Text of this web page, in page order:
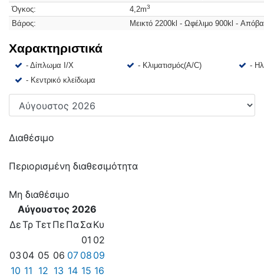
Όγκος:
4,2m3
Βάρος: Μεικτό 2200kl - Ωφέλιμο 900kl -
Χαρακτηριστικά
- Δίπλωμα Ι/Χ - Κλιματισμός(A/C)
-
- Κεντρικό κλείδωμα
Διαθέσιμο
Περιορισμένη διαθεσιμότητα
Μη διαθέσιμο
Αύγουστος 2026
ΔεΤρ ΤετΠε ΠαΣαΚυ
01 02
03 04 05 06 07 08 09
10 11 12 13 14 15 16